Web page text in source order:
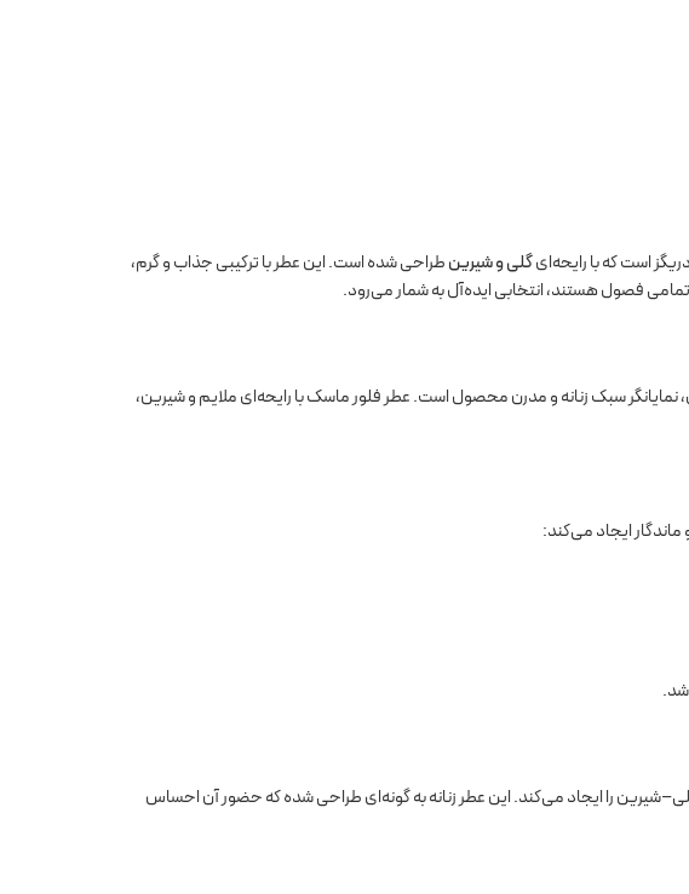
است که با رایحه‌ایگلی و شیرینطراحی شده است. این عطر با ترکیبی جذاب و گرم،
فصول هستند، انتخابی ایده‌آل به شمار می‌رود.
سبک زنانه و مدرن محصول است. عطر فلور ماسک با رایحه‌ای ملایم و شیرین،
ایجاد می‌کند:
را ایجاد می‌کند. این عطر زنانه به گونه‌ای طراحی شده که حضور آن احساس